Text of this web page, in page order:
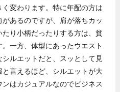
変わります。特に年配の方は
あるのですが、肩が落ちカッ
り小柄だったりする方は、貧
一方、体型にあったウエスト
ルエットだと、スッとして見
言えるほど、シルエットが大
はカジュアルなのでビジネス